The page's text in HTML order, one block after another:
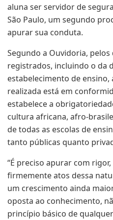
aluna ser servidor de
São Paulo, um segundo
apurar sua conduta.
Segundo a Ouvidoria,
registrados, incluindo o da
estabelecimento de ensino,
realizada está em
estabelece a
cultura africana, afro-
de todas as escolas de
tanto públicas quanto
“É preciso apurar com
firmemente atos dessa
um crescimento ainda
oposta ao conhecimento,
princípio básico de